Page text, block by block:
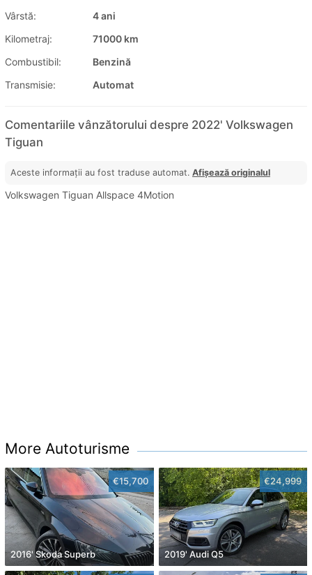
Vârstă:
4 ani
Kilometraj:
71000 km
Combustibil:
Benzină
Transmisie:
Automat
Comentariile vânzătorului despre 2022' Volkswagen
Tiguan
Aceste informații au fost traduse automat. Afișează originalul
Volkswagen Tiguan Allspace 4Motion
More Autoturisme
€15,700
2016' Skoda Superb
€24,999
2019' Audi Q5